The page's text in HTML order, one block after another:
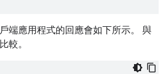
端應用程式的回應會如下所示。 與
較。